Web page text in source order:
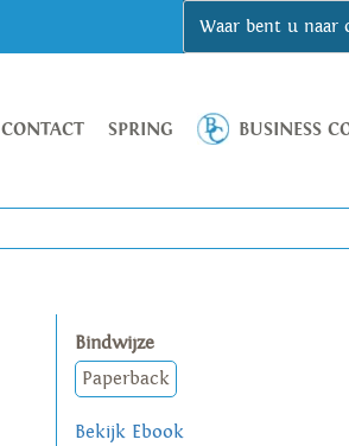
CONTACT SPRING BUSINESS
Bindwijze
Paperback
Bekijk Ebook